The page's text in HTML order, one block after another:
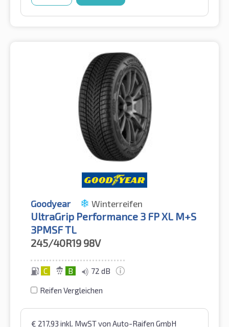
Goodyear Winterreifen
UltraGrip Performance 3 FP XL M+S
3PMSF TL
245/40R19 98V
C B 72 dB
Reifen Vergleichen
€ 217,93 inkl. MwSTvon Auto-Raifen GmbH